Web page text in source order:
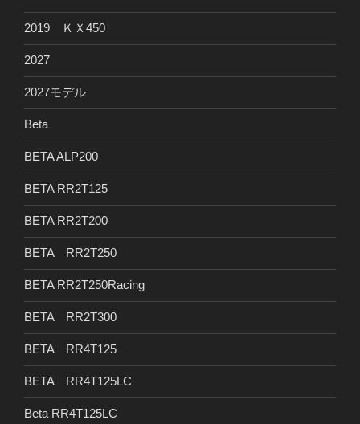
2019 ＫＸ450
2027
2027モデル
Beta
BETA ALP200
BETA RR2T125
BETA RR2T200
BETA RR2T250
BETA RR2T250Racing
BETA RR2T300
BETA RR4T125
BETA RR4T125LC
Beta RR4T125LC